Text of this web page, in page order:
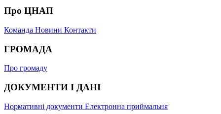
Про ЦНАП
Команда Новини Контакти
ГРОМАДА
Про громаду
ДОКУМЕНТИ І ДАНІ
Нормативні документи Електронна приймальня